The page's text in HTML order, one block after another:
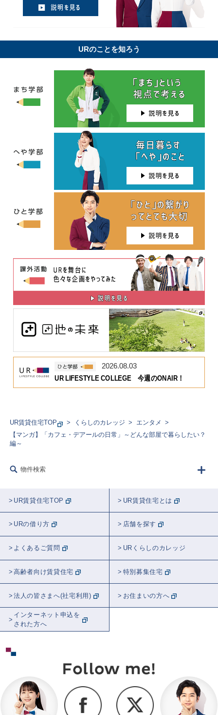
URのことを知ろう
2026.08.03
UR LIFESTYLE COLLEGE 今週のONAIR！
UR賃貸住宅TOP くらしのカレッジ
エンタメ
【マンガ】「カフェ・デアールの日常」～どんな部屋で暮らしたい？
編～
物件検索
UR賃貸住宅TOP UR賃貸住宅とは
URの借り方 店舗を探す
よくあるご質問 URくらしのカレッジ
高齢者向け賃貸住宅 特別募集住宅
法人の皆さまへ(社宅利用) お住まいの方へ
インターネット申込を
された方へ